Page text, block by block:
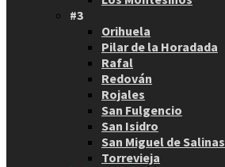
#3
Orihuela
Pilar de la Horadada
Rafal
Redován
Rojales
San Fulgencio
San Isidro
San Miguel de Salinas
Torrevieja